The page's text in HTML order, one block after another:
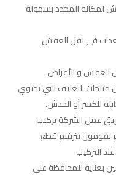
لمكانه المحدد بسهولة
في نقل العفش
العفش و الأغراض .
التغليف التي تحتوي
للكسر أو الخدش.
عمل الشركة تركيب
يقومون بترقيم قطع
التركيب.
بعناية للمحافظة على